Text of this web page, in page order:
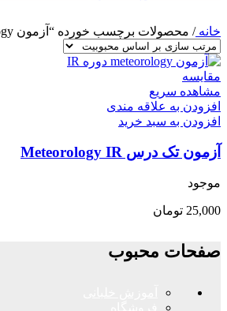
خانه/ محصولات برچسب خورده “آزمون Meteorology برای IR”
مقایسه
مشاهده سریع
افزودن به علاقه مندی
افزودن به سبد خرید
آزمون تک درس Meteorology IR
موجود
25,000 تومان
صفحات محبوب